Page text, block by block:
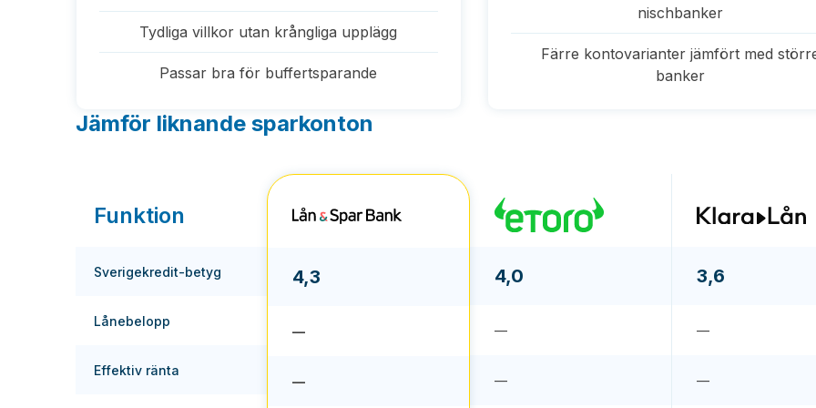
Tydliga villkor utan krångliga upplägg
Passar bra för buffertsparande
nischbanker
Färre kontovarianter jämfört med
banker
Jämför liknande sparkonton
Funktion
Sverigekredit-betyg
Lånebelopp
Effektiv ränta
4,3
—
—
4,0
—
—
3,6
—
—